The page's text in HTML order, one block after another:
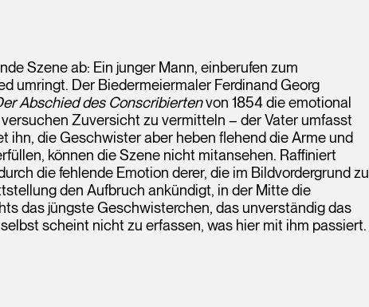
Szene ab: Ein junger Mann, einberufen zum
umringt. Der Biedermeiermaler Ferdinand Georg
Abschied des Conscribiertenvon 1854 die emotional
Zuversicht zu vermitteln – der Vater umfasst
ihn, die Geschwister aber heben flehend die Arme und
können die Szene nicht mitansehen. Raffiniert
die fehlende Emotion derer, die im Bildvordergrund zu
den Aufbruch ankündigt, in der Mitte die
das jüngste Geschwisterchen, das unverständig das
scheint nicht zu erfassen, was hier mit ihm passiert.